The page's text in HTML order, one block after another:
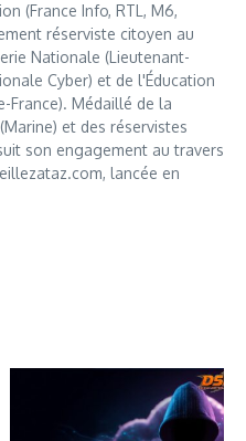
(France Info, RTL, M6,
réserviste citoyen au
Nationale (Lieutenant-
Cyber) et de l'Éducation
France). Médaillé de la
et des réservistes
son engagement au travers
lancée en